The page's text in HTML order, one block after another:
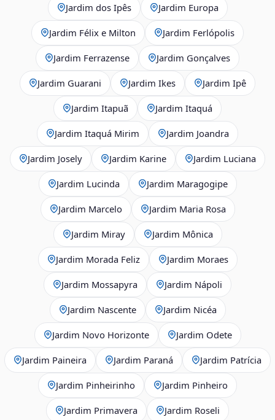
Jardim dos Ipês Jardim Europa
Jardim Félix e Milton Jardim Ferlópolis
Jardim Ferrazense Jardim Gonçalves
Jardim Guarani Jardim Ikes Jardim Ipê
Jardim Itapuã Jardim Itaquá
Jardim Itaquá Mirim Jardim Joandra
Jardim Josely Jardim Karine Jardim Luciana
Jardim Lucinda Jardim Maragogipe
Jardim Marcelo Jardim Maria Rosa
Jardim Miray Jardim Mônica
Jardim Morada Feliz Jardim Moraes
Jardim Mossapyra Jardim Nápoli
Jardim Nascente Jardim Nicéa
Jardim Novo Horizonte Jardim Odete
Jardim Paineira Jardim Paraná Jardim Patrícia
Jardim Pinheirinho Jardim Pinheiro
Jardim Primavera Jardim Roseli